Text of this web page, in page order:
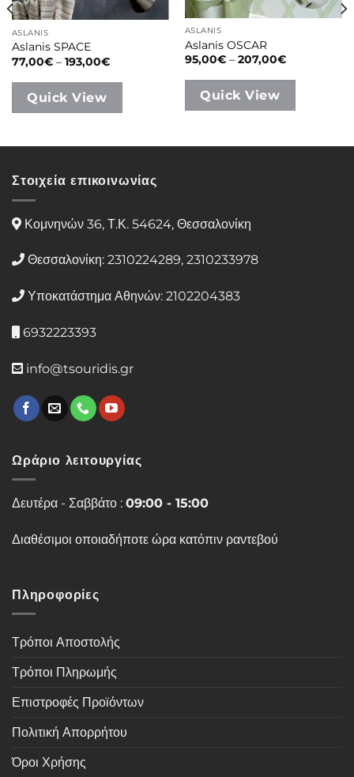
ASLANIS
Aslanis SPACE
77,00€ – 193,00€Price
77,00€
Quick View
ASLANIS
Aslanis OSCAR
95,00€ – 207,00€Price
95,00€
Quick View
Στοιχεία επικοινωνίας
Κομνηνών 36, Τ.Κ. 54624, Θεσσαλονίκη
Θεσσαλονίκη: 2310224289, 2310233978
Υποκατάστημα Αθηνών: 2102204383
6932223393
info@tsouridis.gr
Ωράριο λειτουργίας
Δευτέρα - Σαββάτο : 09:00 - 15:00
Διαθέσιμοι οποιαδήποτε ώρα κατόπιν ραντεβού
Πληροφορίες
Τρόποι Αποστολής
Τρόποι Πληρωμής
Επιστροφές Προϊόντων
Πολιτική Απορρήτου
Όροι Χρήσης